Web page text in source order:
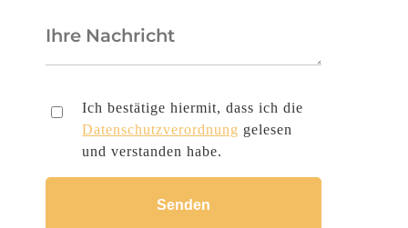
Ich bestätige hiermit, dass ich die
Datenschutzverordnung gelesen
und verstanden habe.